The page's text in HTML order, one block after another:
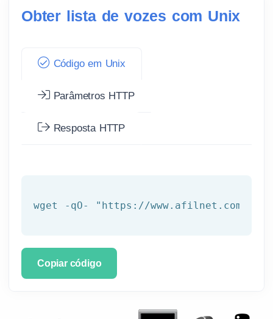
Obter lista de vozes com Unix
Código em Unix
Parâmetros HTTP
Resposta HTTP
wget -qO- "https://www.afilnet.com/api/http/
Copiar código